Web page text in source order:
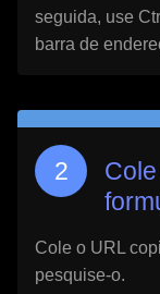
seguida, use
barra de
Cole o URL
pesquise-o.